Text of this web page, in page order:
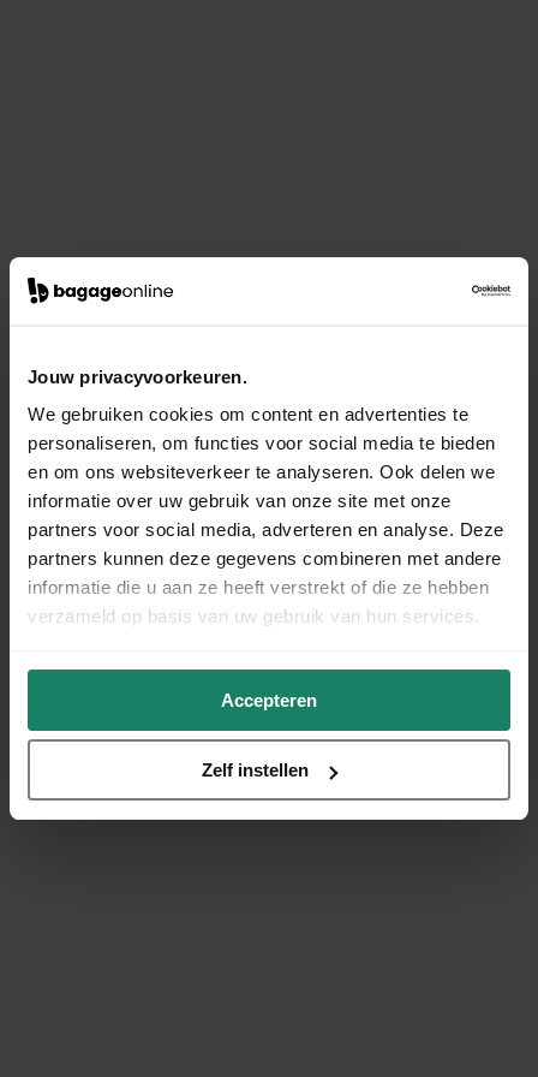
Jouw privacyvoorkeuren.
We gebruiken cookies om content en advertenties te
personaliseren, om functies voor social media te bieden
en om ons websiteverkeer te analyseren. Ook delen we
informatie over uw gebruik van onze site met onze
partners voor social media, adverteren en analyse. Deze
partners kunnen deze gegevens combineren met andere
informatie die u aan ze heeft verstrekt of die ze hebben
verzameld op basis van uw gebruik van hun services.
Accepteren
Zelf instellen